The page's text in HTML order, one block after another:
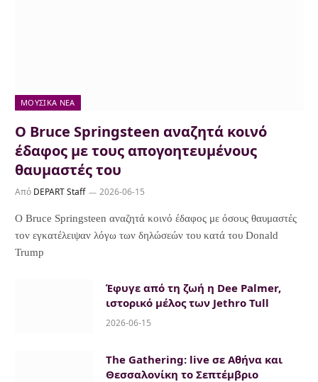
ΜΟΥΣΙΚΆ ΝΈΑ
Ο Bruce Springsteen αναζητά κοινό
έδαφος με τους απογοητευμένους
θαυμαστές του
Από DEPART Staff 2026-06-15
Ο Bruce Springsteen αναζητά κοινό έδαφος με όσους θαυμαστές
τον εγκατέλειψαν λόγω των δηλώσεών του κατά του Donald
Trump
Έφυγε από τη ζωή η Dee Palmer,
ιστορικό μέλος των Jethro Tull
2026-06-15
The Gathering: live σε Αθήνα και
Θεσσαλονίκη το Σεπτέμβριο